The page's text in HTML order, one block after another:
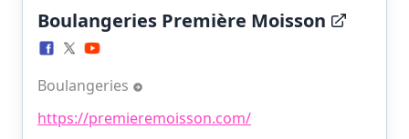
Boulangeries Première Moisson
Boulangeries
https://premieremoisson.com/